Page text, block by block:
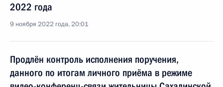
2022 года
9 ноября 2022 года, 20:01
Продлён контроль исполнения поручения,
данного по итогам личного приёма в режиме